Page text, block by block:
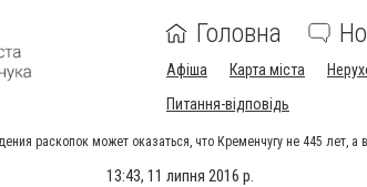
Головна
Афіша Карта міста
Питання-відповідь
раскопок может оказаться, что Кременчугу не 445 лет, а
13:43, 11 липня 2016 р.